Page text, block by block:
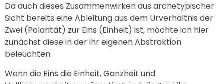
Da auch dieses Zusammenwirken aus archetypischer
Sicht bereits eine Ableitung aus dem Urverhältnis der
Zwei (Polarität) zur Eins (Einheit) ist, möchte ich hier
zunächst diese in der ihr eigenen Abstraktion
beleuchten.
Wenn die Eins die Einheit, Ganzheit und